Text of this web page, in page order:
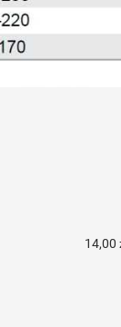
EWENTUALNYCH14,00